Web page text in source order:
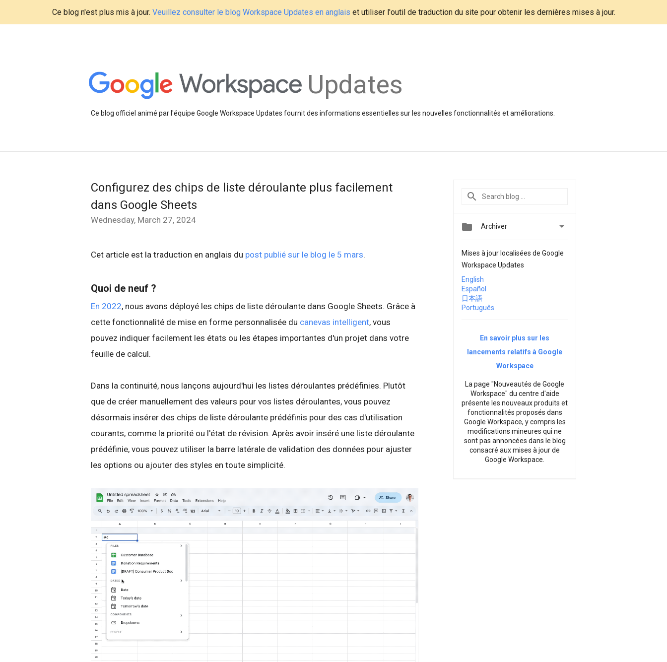
Ce blog n'est plus mis à jour. Veuillez consulter le blog Workspace Updates en anglais et utiliser l'outil de traduction du site pour obtenir les dernières mises à jour.
Updates
Ce blog officiel animé par l'équipe Google Workspace Updates fournit des informations essentielles sur les nouvelles fonctionnalités et améliorations.
Configurez des chips de liste déroulante plus facilement
dans Google Sheets
Wednesday, March 27, 2024
Cet article est la traduction en anglais du post publié sur le blog le 5 mars.
Quoi de neuf ?
En 2022, nous avons déployé les chips de liste déroulante dans Google Sheets. Grâce à
cette fonctionnalité de mise en forme personnalisée du canevas intelligent, vous
pouvez indiquer facilement les états ou les étapes importantes d'un projet dans votre
feuille de calcul.
Dans la continuité, nous lançons aujourd'hui les listes déroulantes prédéfinies. Plutôt
que de créer manuellement des valeurs pour vos listes déroulantes, vous pouvez
désormais insérer des chips de liste déroulante prédéfinis pour des cas d'utilisation
courants, comme la priorité ou l'état de révision. Après avoir inséré une liste déroulante
prédéfinie, vous pouvez utiliser la barre latérale de validation des données pour ajuster
les options ou ajouter des styles en toute simplicité.
 Archiver 
Mises à jour localisées de Google
Workspace Updates
English
Español
日本語
Português
En savoir plus sur les
lancements relatifs à Google
Workspace
La page "Nouveautés de Google
Workspace" du centre d'aide
présente les nouveaux produits et
fonctionnalités proposés dans
Google Workspace, y compris les
modifications mineures qui ne
sont pas annoncées dans le blog
consacré aux mises à jour de
Google Workspace.